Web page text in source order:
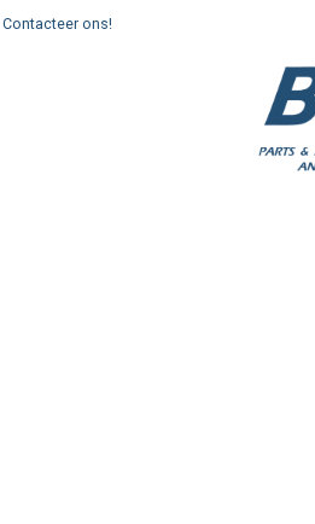
Contacteer ons!